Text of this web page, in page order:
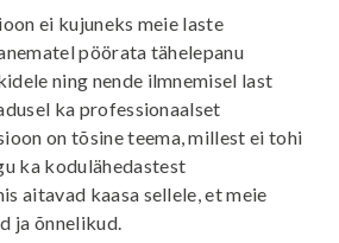
ei kujuneks meie laste
pöörata tähelepanu
ning nende ilmnemisel last
ka professionaalset
on tõsine teema, millest ei tohi
ka kodulähedastest
aitavad kaasa sellele, et meie
ja õnnelikud.